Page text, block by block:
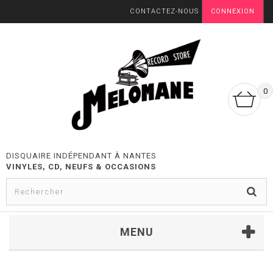
CONNEXION
CONTACTEZ-NOUS
0
DISQUAIRE INDÉPENDANT À NANTES
VINYLES, CD, NEUFS & OCCASIONS
MENU